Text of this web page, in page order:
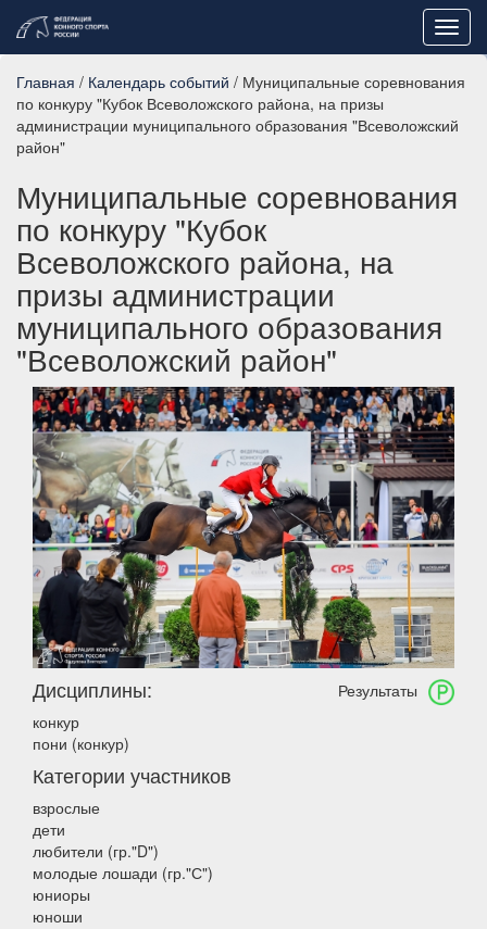
Главная / Календарь событий / Муниципальные соревнования
по конкуру "Кубок Всеволожского района, на призы
администрации муниципального образования "Всеволожский
район"
Муниципальные соревнования
по конкуру "Кубок
Всеволожского района, на
призы администрации
муниципального образования
"Всеволожский район"
Результаты
Дисциплины:
конкур
пони (конкур)
Категории участников
взрослые
дети
любители (гр."D")
молодые лошади (гр."С")
юниоры
юноши